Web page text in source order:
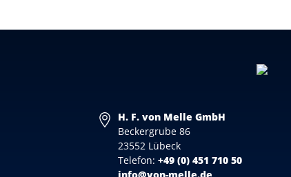
H. F. von Melle GmbH
Beckergrube 86
23552 Lübeck
Telefon:+49 (0) 451 710 50